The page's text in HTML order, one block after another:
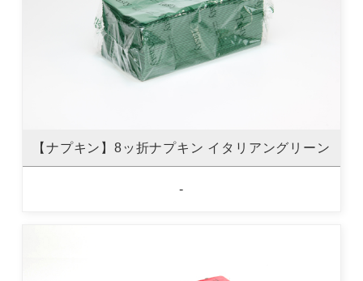
【ナプキン】8ッ折ナプキン イタリアングリーン
-